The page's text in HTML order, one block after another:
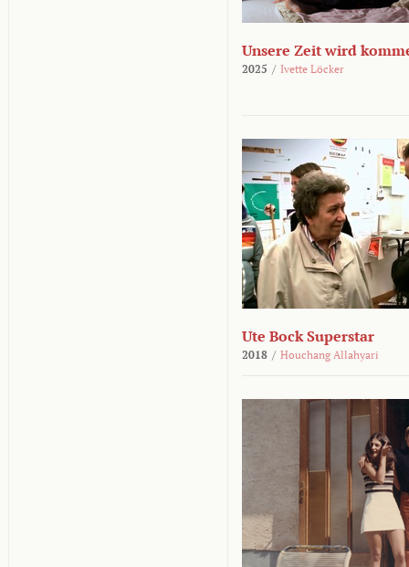
Unsere Zeit wird
2025 / Ivette Löcker
Ute Bock Superstar
2018 / Houchang Allahyari